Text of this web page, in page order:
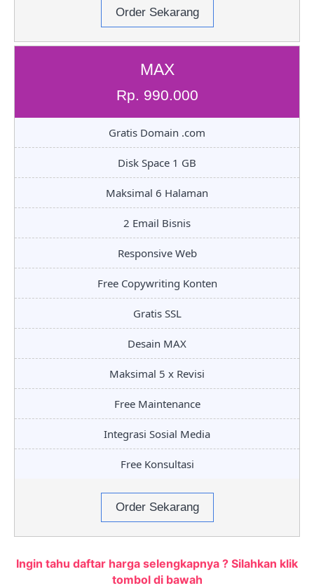
Order Sekarang
MAX
Rp. 990.000
Gratis Domain .com
Disk Space 1 GB
Maksimal 6 Halaman
2 Email Bisnis
Responsive Web
Free Copywriting Konten
Gratis SSL
Desain MAX
Maksimal 5 x Revisi
Free Maintenance
Integrasi Sosial Media
Free Konsultasi
Order Sekarang
Ingin tahu daftar harga selengkapnya ? Silahkan klik
tombol di bawah